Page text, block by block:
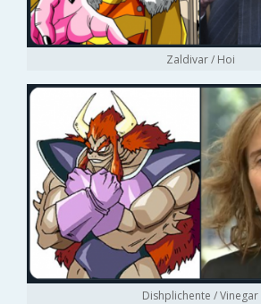
Zaldivar / Hoi
Dishplichente / Vinegar